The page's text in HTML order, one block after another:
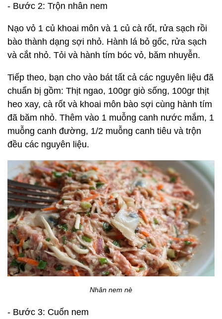
- Bước 2: Trộn nhân nem
Nạo vỏ 1 củ khoai môn và 1 củ cà rốt, rửa sạch rồi
bào thành dạng sợi nhỏ. Hành lá bỏ gốc, rửa sạch
và cắt nhỏ. Tỏi và hành tím bóc vỏ, băm nhuyễn.
Tiếp theo, bạn cho vào bát tất cả các nguyên liệu đã
chuẩn bị gồm: Thịt ngao, 100gr giò sống, 100gr thịt
heo xay, cà rốt và khoai môn bào sợi cùng hành tím
đã băm nhỏ. Thêm vào 1 muỗng canh nước mắm, 1
muỗng canh đường, 1/2 muỗng canh tiêu và trộn
đều các nguyên liệu.
Nhân nem nè
- Bước 3: Cuốn nem